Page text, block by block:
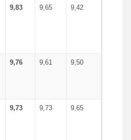
9,83 9,65 9,42
9,76 9,61 9,50
9,73 9,73 9,65